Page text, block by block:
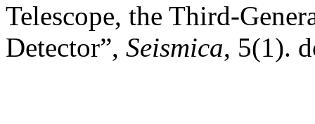
Telescope, the Third-
Detector”, Seismica, 5(1).